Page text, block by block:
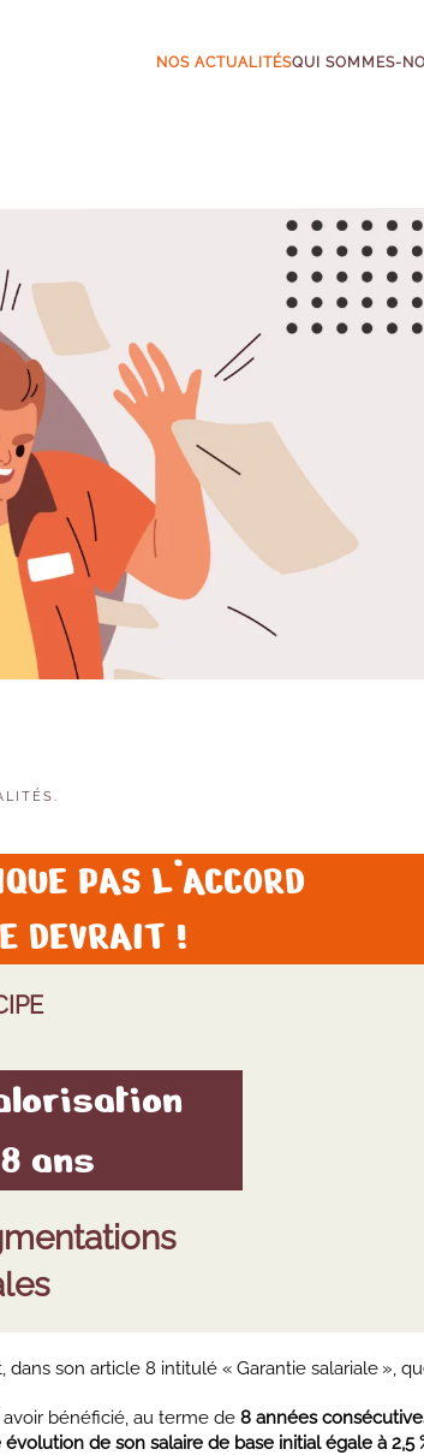
NOS ACTUALITÉSQUI SOMMES-
PAS L’ACCORD
DEVRAIT !
ans
dans son article 8 intitulé « Garantie salariale »,
bénéficié, au terme de 8 années
évolution de son salaire de base initial égale à 2,5